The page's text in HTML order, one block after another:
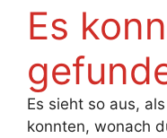
Es
Es sieht so aus,
konnten, wonach